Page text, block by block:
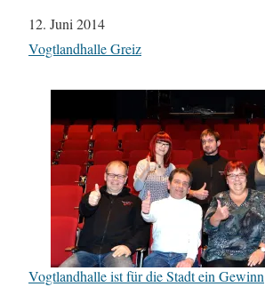
Datum
12. Juni 2014
In Bezug auf
Vogtlandhalle Greiz
Vogtlandhalle ist für die Stadt ein Gewinn